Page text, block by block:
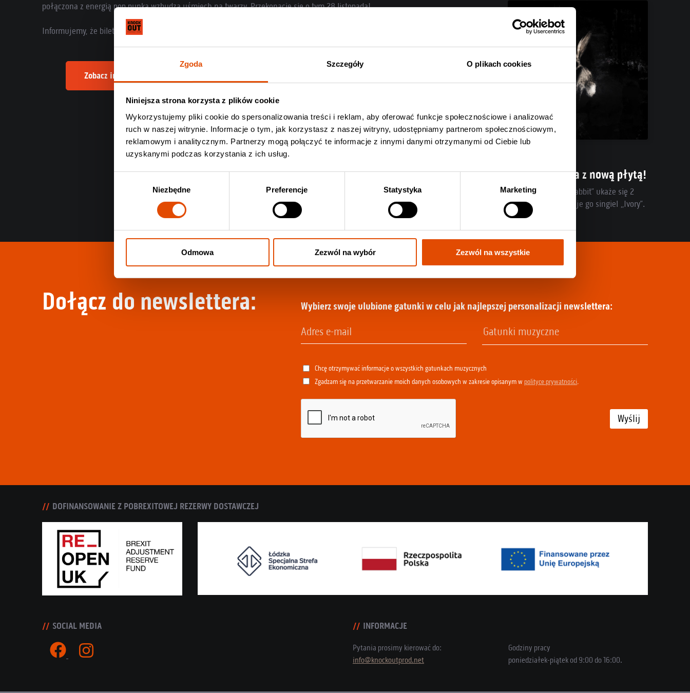
Zgoda Szczegóły O plikach cookies
Niniejsza strona korzysta z plików cookie
Wykorzystujemy pliki cookie do spersonalizowania treści i reklam, aby oferować funkcje społecznościowe i analizować
ruch w naszej witrynie. Informacje o tym, jak korzystasz z naszej witryny, udostępniamy partnerom społecznościowym,
reklamowym i analitycznym. Partnerzy mogą połączyć te informacje z innymi danymi otrzymanymi od Ciebie lub
uzyskanymi podczas korzystania z ich usług.
Niezbędne Preferencje Statystyka Marketing
Odmowa Zezwól na wybór Zezwól na wszystkie
połączona z energią pop punka wzbudza uśmiech na twarzy. Przekonacie się o tym 28 listopada!
Informujemy, że bilety na ten jubileuszowy koncert są dostępne na
Zobacz informacje o nadchodzącym koncercie Zebrahead
Ghøstkid wraca z nową płytą!
„Follow the White Rabbit” ukaże się 2
października, promuje go singiel „Ivory”.
Dołącz do newslettera: Wybierz swoje ulubione gatunki w celu jak najlepszej personalizacji newslettera:
Chcę otrzymywać informacje o wszystkich gatunkach muzycznych
Zgadzam się na przetwarzanie moich danych osobowych w zakresie opisanym wpolityce prywatności.
Wyślij
DOFINANSOWANIE Z POBREXITOWEJ REZERWY DOSTAWCZEJ
SOCIAL MEDIA INFORMACJE
Pytania prosimy kierować do:
info@knockoutprod.net
Godziny pracy
poniedziałek-piątek od 9:00 do 16:00.